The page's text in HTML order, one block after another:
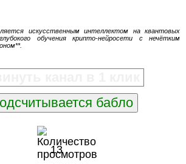
искусственным интеллектом на квантовых
обучения крипто-нейросети с нечётким
бабло
13